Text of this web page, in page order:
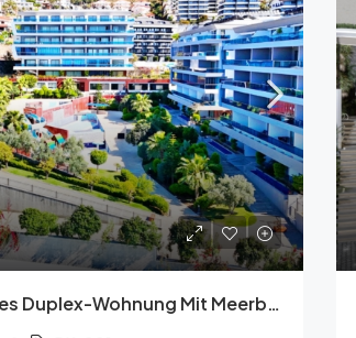
Atemberaubendes Duplex-Wohnung Mit Meerblick